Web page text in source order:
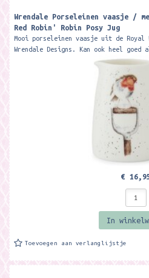
Wrendale Porseleinen vaasje
Red Robin' Robin Posy Jug ​
Mooi porseleinen vaasje uit de Royal
Wrendale Designs. Kan ook heel
€
In
Toevoegen aan verlanglijstje